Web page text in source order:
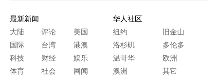
最新新闻
大陆
评论
美国
国际
台湾
港澳
科技
财经
娱乐
体育
社会 网闻
华人社区
纽约
旧金山
洛杉矶
多伦多
温哥华
欧洲
澳洲
其它